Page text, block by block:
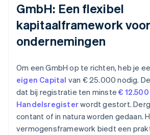
GmbH: Een flexibel
kapitaalframework
ondernemingen
Om een GmbH op te richten, heb je
eigen Capital van € 25.000 nodig.
dat bij registratie ten minste€
Handelsregisterwordt gestort.
contant of in natura worden gedaan.
vermogensframework biedt een